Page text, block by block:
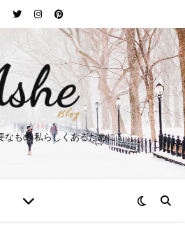
なもの 私らしくあるために